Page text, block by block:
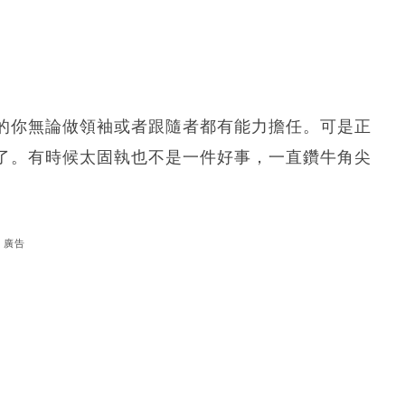
無論做領袖或者跟隨者都有能力擔任。可是正
有時候太固執也不是一件好事，一直鑽牛角尖
廣告